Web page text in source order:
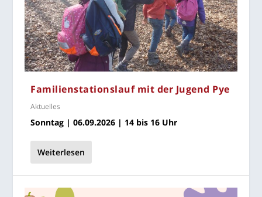
Fami­li­en­sta­ti­ons­lauf mit der Jugend Pye
Aktuelles
Sonn­tag | 06.09.2026 | 14 bis 16 Uhr
Weiterlesen